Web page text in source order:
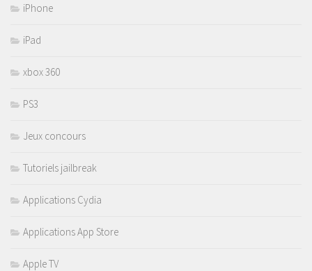
iPhone
iPad
xbox 360
PS3
Jeux concours
Tutoriels jailbreak
Applications Cydia
Applications App Store
Apple TV